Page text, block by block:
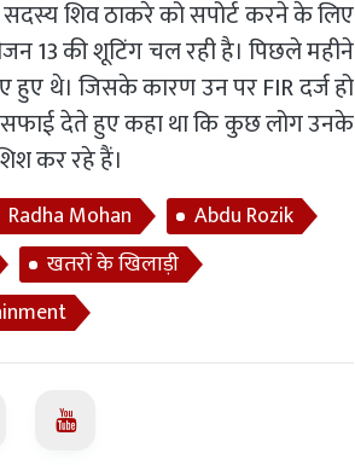
शिव ठाकरे को सपोर्ट करने के लिए
13 की शूटिंग चल रही है। पिछले महीने
थे। जिसके कारण उन पर FIR दर्ज हो
सफाई देते हुए कहा था कि कुछ लोग उनके
कर रहे हैं।
Radha Mohan
Abdu Rozik
खतरों के खिलाड़ी